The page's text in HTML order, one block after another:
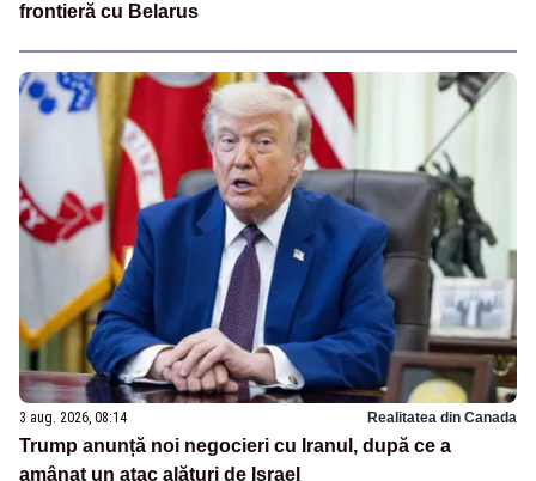
frontieră cu Belarus
3 aug. 2026, 08:14 Realitatea din Canada
Trump anunță noi negocieri cu Iranul, după ce a
amânat un atac alături de Israel